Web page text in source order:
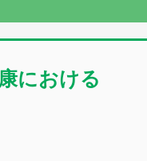
における